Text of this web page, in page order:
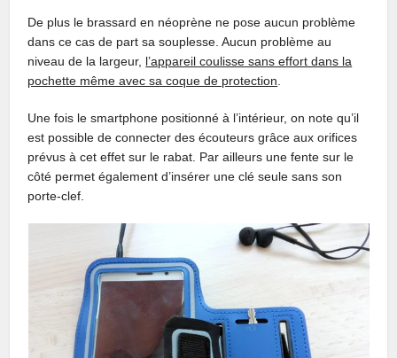
De plus le brassard en néoprène ne pose aucun problème
dans ce cas de part sa souplesse. Aucun problème au
niveau de la largeur, l’appareil coulisse sans effort dans la
pochette même avec sa coque de protection.
Une fois le smartphone positionné à l’intérieur, on note qu’il
est possible de connecter des écouteurs grâce aux orifices
prévus à cet effet sur le rabat. Par ailleurs une fente sur le
côté permet également d’insérer une clé seule sans son
porte-clef.